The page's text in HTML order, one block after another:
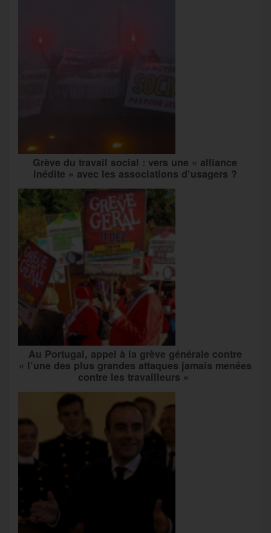
Grève du travail social : vers une « alliance
inédite » avec les associations d’usagers ?
Au Portugal, appel à la grève générale contre
« l’une des plus grandes attaques jamais menées
contre les travailleurs »